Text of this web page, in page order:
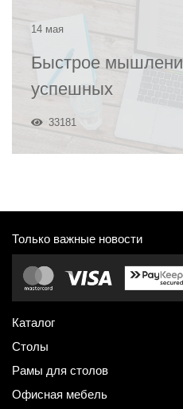
14 мая
Быстрое
успешных
33181
Только важные новости
Каталог
Столы
Рамы для столов
Офисная мебель